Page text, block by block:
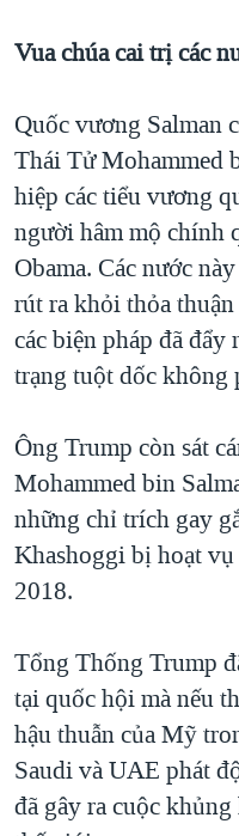
Vua chúa cai trị các
Quốc vương Salman
Thái Tử Mohammed
hiệp các tiểu vương
người hâm mộ chính
Obama. Các nước
rút ra khỏi thỏa
các biện pháp đã
trạng tuột dốc không
Ông Trump còn sát
Mohammed bin
những chỉ trích gay
Khashoggi bị hoạt
2018.
Tổng Thống Trump
tại quốc hội mà nếu
hậu thuẫn của Mỹ
Saudi và UAE phát
đã gây ra cuộc